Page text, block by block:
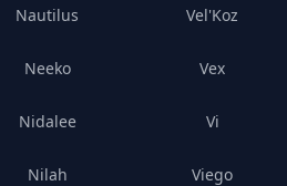
Nautilus
Neeko
Nidalee
Nilah
Vel'Koz
Vex
Vi
Viego